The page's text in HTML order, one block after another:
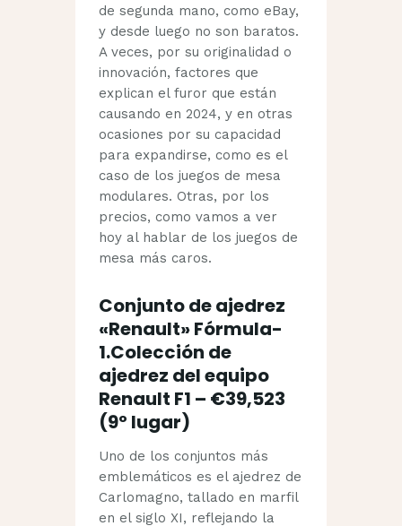
de segunda mano, como eBay,
y desde luego no son baratos.
A veces, por su originalidad o
innovación, factores que
explican el furor que están
causando en 2024, y en otras
ocasiones por su capacidad
para expandirse, como es el
caso de los juegos de mesa
modulares. Otras, por los
precios, como vamos a ver
hoy al hablar de los juegos de
mesa más caros.
Conjunto de ajedrez
«Renault» Fórmula-
1.Colección de
ajedrez del equipo
Renault F1 – €39,523
(9º lugar)
Uno de los conjuntos más
emblemáticos es el ajedrez de
Carlomagno, tallado en marfil
en el siglo XI, reflejando la